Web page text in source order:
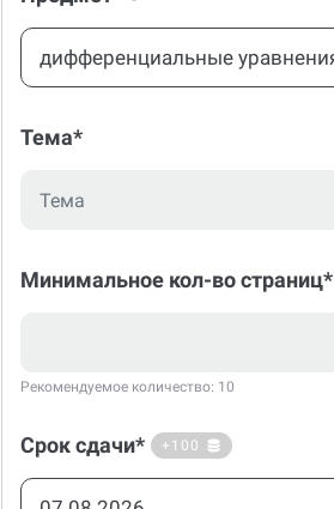
Тема*
Минимальное кол-во страниц*
Рекомендуемое количество: 10
Срок сдачи* +100